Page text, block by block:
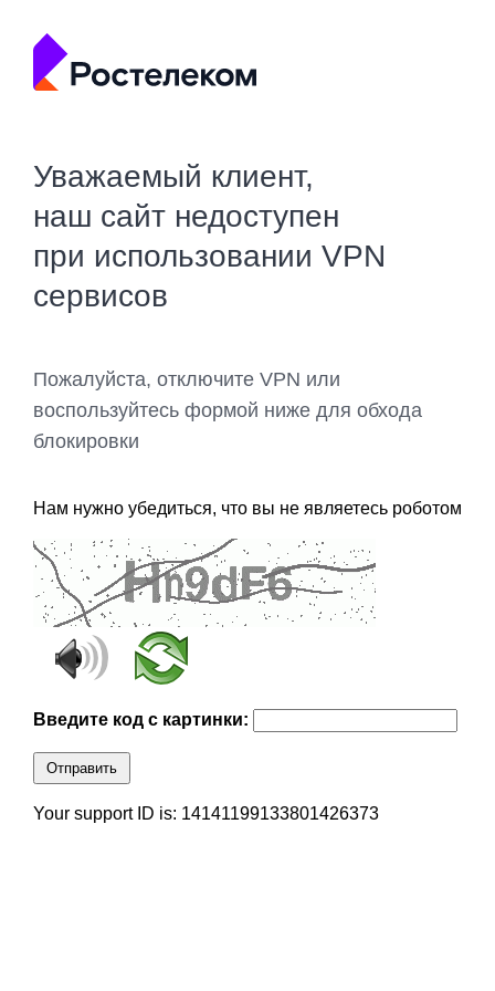
Уважаемый клиент,
наш сайт недоступен
при использовании VPN
сервисов
Пожалуйста, отключите VPN или
воспользуйтесь формой ниже для обхода
блокировки
Нам нужно убедиться, что вы не являетесь роботом
Введите код с картинки:
Отправить
Your support ID is: 14141199133801426373